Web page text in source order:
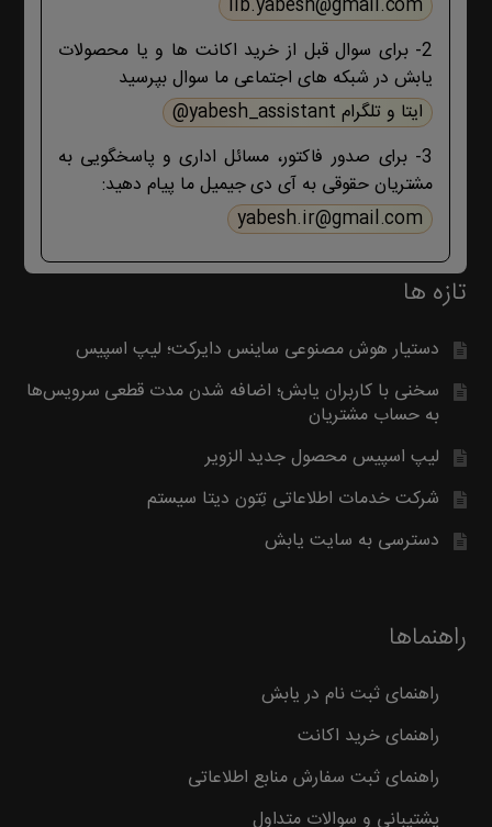
lib.yabesh@gmail.com
2- برای سوال قبل از خرید اکانت ها و یا محصولات
یابش در شبکه های اجتماعی ما سوال بپرسید
ایتا و تلگرام yabesh_assistant@
3- برای صدور فاکتور، مسائل اداری و پاسخگویی به
مشتریان حقوقی به آی دی جیمیل ما پیام دهید:
yabesh.ir@gmail.com
تازه ها
دستیار هوش مصنوعی ساینس دایرکت؛ لیپ اسپیس
سخنی با کاربران یابش؛ اضافه شدن مدت قطعی سرویس‌ها
به حساب مشتریان
لیپ اسپیس محصول جدید الزویر
شرکت خدمات اطلاعاتی تِتون دیتا سیستم
دسترسی به سایت یابش
راهنماها
راهنمای ثبت نام در یابش
راهنمای خرید اکانت
راهنمای ثبت سفارش منابع اطلاعاتی
پشتیبانی و سوالات متداول
آخرین محصول اضافه شده به فروشگاه
امبیس AI است.
روش ارتباط با ما در پایین صفحات یابش
درچ شده است، مطابق موضوع با ما تماس